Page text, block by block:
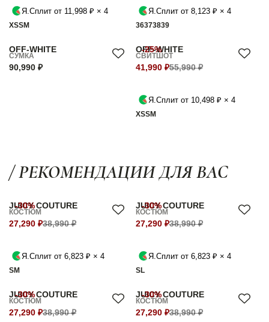
Я.Сплит от 11,998 ₽ × 4
XSSM
Я.Сплит от 8,123 ₽ × 4
36373839
OFF-WHITE
СУМКА
90,990 ₽
-25%
OFF-WHITE
СВИТШОТ
41,990 ₽55,990 ₽
Я.Сплит от 10,498 ₽ × 4
XSSM
/ РЕКОМЕНДАЦИИ ДЛЯ ВАС
-30%
JUICY COUTURE
КОСТЮМ
27,290 ₽38,990 ₽
Я.Сплит от 6,823 ₽ × 4
SM
-30%
JUICY COUTURE
КОСТЮМ
27,290 ₽38,990 ₽
Я.Сплит от 6,823 ₽ × 4
SL
-30%
JUICY COUTURE
КОСТЮМ
27,290 ₽38,990 ₽
-30%
JUICY COUTURE
КОСТЮМ
27,290 ₽38,990 ₽